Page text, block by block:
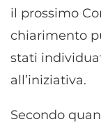
il prossimo
chiarimento
stati
all’iniziativa.
Secondo